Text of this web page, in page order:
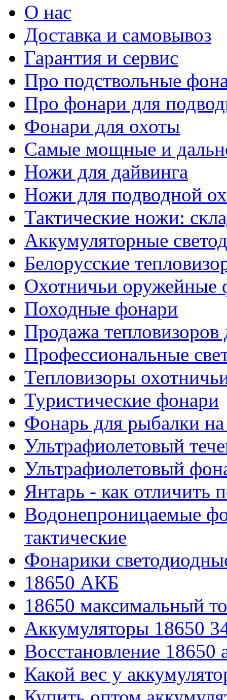
О нас
Доставка и самовывоз
Гарантия и сервис
Про подствольные
Про фонари для
Фонари для охоты
Самые мощные и
Ножи для дайвинга
Ножи для подводной
Тактические ножи:
Аккумуляторные
Белорусские
Охотничьи оружейные
Походные фонари
Продажа тепловизоров
Профессиональные
Тепловизоры
Туристические фонари
Фонарь для рыбалки на
Ультрафиолетовый
Ультрафиолетовый
Янтарь - как отличить
Водонепроницаемые
тактические
Фонарики
18650 АКБ
18650 максимальный
Аккумуляторы 18650
Восстановление 18650
Какой вес у